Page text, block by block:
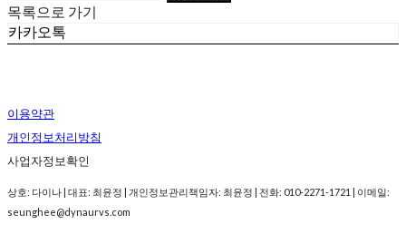
목록으로 가기
카카오톡
이용약관
개인정보처리방침
사업자정보확인
상호: 다이나 | 대표: 최윤정 | 개인정보관리책임자: 최윤정 | 전화: 010-2271-1721 | 이메일:
seunghee@dynaurvs.com